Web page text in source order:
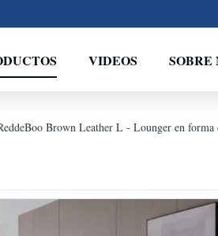
VIDEOS SOBRE
Brown Leather L - Lounger en